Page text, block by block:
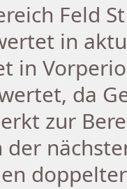
Feld
in
in
da
zur
der